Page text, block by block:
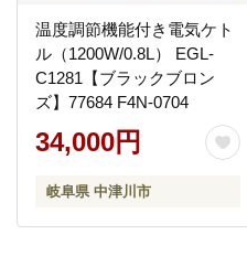
温度調節機能付き電気ケト
ル（1200W/0.8L） EGL-
C1281【ブラックブロン
ズ】77684 F4N-0704
34,000円
岐阜県 中津川市